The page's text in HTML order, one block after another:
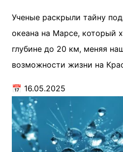
Ученые раскрыли тайну
океана на Марсе, который
глубине до 20 км, меняя
возможности жизни на
📅 16.05.2025